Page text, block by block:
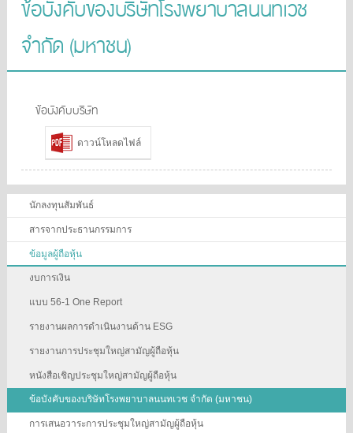
ข้อบังคับของบริษัทโรงพยาบาลนนทเวช
จำกัด (มหาชน)
ข้อบังคับบริษัท
ดาวน์โหลดไฟล์
นักลงทุนสัมพันธ์
สารจากประธานกรรมการ
ข้อมูลผู้ถือหุ้น
งบการเงิน
แบบ 56-1 One Report
รายงานผลการดำเนินงานด้าน ESG
รายงานการประชุมใหญ่สามัญผู้ถือหุ้น
หนังสือเชิญประชุมใหญ่สามัญผู้ถือหุ้น
ข้อบังคับของบริษัทโรงพยาบาลนนทเวช จำกัด (มหาชน)
การเสนอวาระการประชุมใหญ่สามัญผู้ถือหุ้น